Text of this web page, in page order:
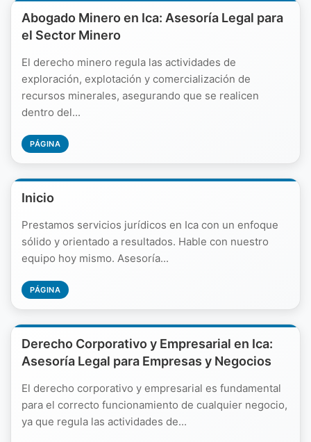
Abogado Minero en Ica: Asesoría Legal para
el Sector Minero
El derecho minero regula las actividades de
exploración, explotación y comercialización de
recursos minerales, asegurando que se realicen
dentro del...
PÁGINA
Inicio
Prestamos servicios jurídicos en Ica con un enfoque
sólido y orientado a resultados. Hable con nuestro
equipo hoy mismo. Asesoría...
PÁGINA
Derecho Corporativo y Empresarial en Ica:
Asesoría Legal para Empresas y Negocios
El derecho corporativo y empresarial es fundamental
para el correcto funcionamiento de cualquier negocio,
ya que regula las actividades de...